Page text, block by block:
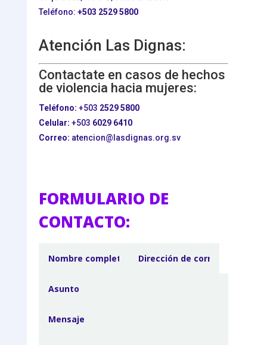
Teléfono: +503 2529 5800
Atención Las Dignas:
Contactate en casos de hechos
de violencia hacia mujeres:
Teléfono: +503 2529 5800
Celular: +503 6029 6410
Correo: atencion@lasdignas.org.sv
FORMULARIO DE
CONTACTO: